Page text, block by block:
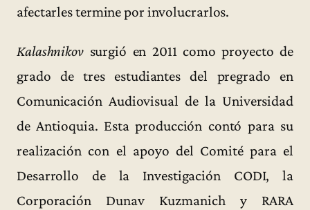
afectarles termine por involucrarlos.
Kalashnikovsurgió en 2011 como proyecto de
grado de tres estudiantes del pregrado en
Comunicación Audiovisual de la Universidad
de Antioquia. Esta producción contó para su
realización con el apoyo del Comité para el
Desarrollo de la Investigación CODI, la
Corporación Dunav Kuzmanich y RARA